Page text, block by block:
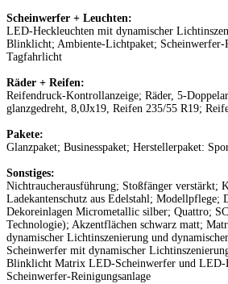
Scheinwerfer + Leuchten:
LED-Heckleuchten mit dynamischer
Blinklicht; Ambiente-Lichtpaket; Scheinwerfer-
Tagfahrlicht
Räder + Reifen:
Reifendruck-Kontrollanzeige; Räder, 5-
glanzgedreht, 8,0Jx19, Reifen 235/55 R19;
Pakete:
Glanzpaket; Businesspaket; Herstellerpaket:
Sonstiges:
Nichtraucherausführung; Stoßfänger verstärkt;
Ladekantenschutz aus Edelstahl; Modellpflege;
Dekoreinlagen Micrometallic silber; Quattro;
Technologie); Akzentflächen schwarz matt;
dynamischer Lichtinszenierung und
Scheinwerfer mit dynamischer
Blinklicht Matrix LED-Scheinwerfer und LED-
Scheinwerfer-Reinigungsanlage